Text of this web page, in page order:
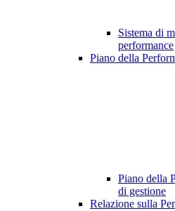
Sistema di
performance
Piano della
Piano della
di gestione
Relazione sulla